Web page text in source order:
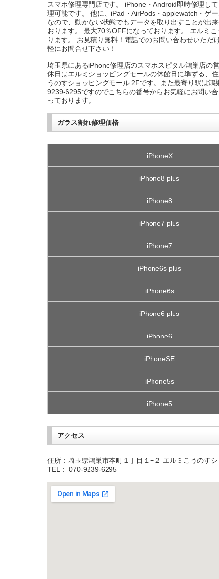
スマホ修理専門店です。 iPhone・Android即時修理し
理可能です。 他に、iPad・AirPods・applewatch・ゲ
なので、動かない状態でもデータを取り出すことが出
おります。 最大70％OFFになっております。 エルミ
ります。 お見積り無料！電話でのお問い合わせいただ
軽にお問合せ下さい！
埼玉県にあるiPhone修理店のスマホスピタル鴻巣店の
休日はエルミショッピングモールの休館日に準ずる、
うのすショッピングモール 2Fです。また最寄り駅は
9239-6295ですのでこちらの番号からお気軽にお問い
っております。
ガラス割れ修理価格
iPhoneX
iPhone8 plus
iPhone8
iPhone7 plus
iPhone7
iPhone6s plus
iPhone6s
iPhone6 plus
iPhone6
iPhoneSE
iPhone5s
iPhone5
アクセス
住所：埼玉県鴻巣市本町１丁目１−２ エルミこうのす
TEL： 070-9239-6295